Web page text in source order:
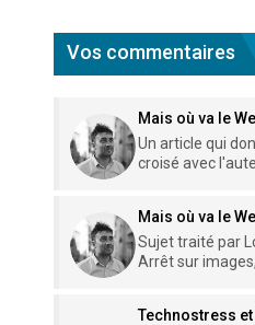
Vos commentaires
Mais où va le
Un article qui
croisé avec
Mais où va le
Sujet traité par
Arrêt sur
Technostress